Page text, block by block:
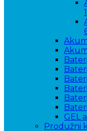
GEL
Produžni